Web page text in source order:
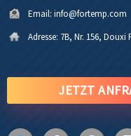
Email: info@fortemp.com
Adresse: 7B, Nr. 156,
JETZT